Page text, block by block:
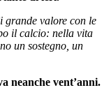
grande valore con le
il calcio: nella vita
un sostegno, un
neanche vent’anni.